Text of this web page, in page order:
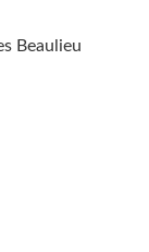
Beaulieu